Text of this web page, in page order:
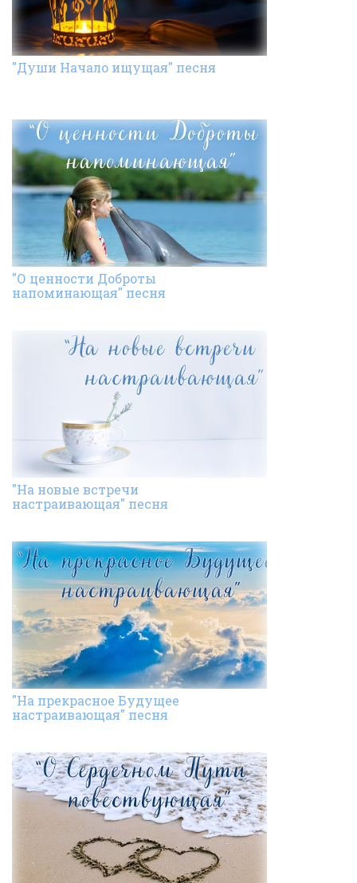
"Души Начало ищущая" песня
"О ценности Доброты
напоминающая" песня
"На новые встречи
настраивающая" песня
"На прекрасное Будущее
настраивающая" песня